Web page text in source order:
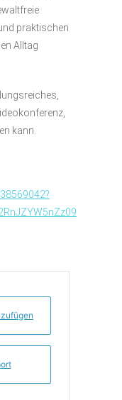
praktischen
Alltag
kann.